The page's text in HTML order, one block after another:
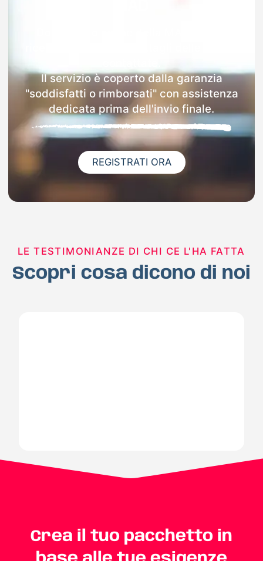
Il servizio è coperto dalla garanzia
"soddisfatti o rimborsati" con assistenza
dedicata prima dell'invio finale.
REGISTRATI ORA
LE TESTIMONIANZE DI CHI CE L'HA FATTA
Scopri cosa dicono di noi
Crea il tuo pacchetto in